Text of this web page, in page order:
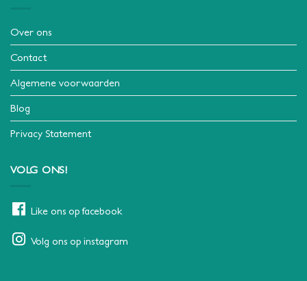
Over ons
Contact
Algemene voorwaarden
Blog
Privacy Statement
VOLG ONS!
Like ons op facebook
Volg ons op instagram